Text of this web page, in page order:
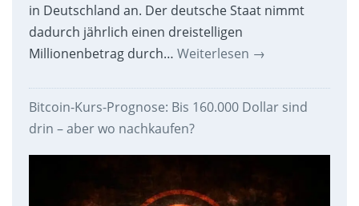
in Deutschland an. Der deutsche Staat nimmt
dadurch jährlich einen dreistelligen
Millionenbetrag durch… Weiterlesen →
Bitcoin-Kurs-Prognose: Bis 160.000 Dollar sind
drin – aber wo nachkaufen?